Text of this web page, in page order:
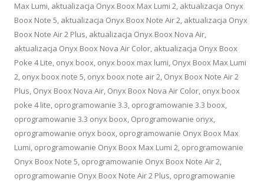
Max Lumi, aktualizacja Onyx Boox Max Lumi 2, aktualizacja Onyx
Boox Note 5, aktualizacja Onyx Boox Note Air 2, aktualizacja Onyx
Boox Note Air 2 Plus, aktualizacja Onyx Boox Nova Air,
aktualizacja Onyx Boox Nova Air Color, aktualizacja Onyx Boox
Poke 4 Lite, onyx boox, onyx boox max lumi, Onyx Boox Max Lumi
2, onyx boox note 5, onyx boox note air 2, Onyx Boox Note Air 2
Plus, Onyx Boox Nova Air, Onyx Boox Nova Air Color, onyx boox
poke 4 lite, oprogramowanie 3.3, oprogramowanie 3.3 boox,
oprogramowanie 3.3 onyx boox, Oprogramowanie onyx,
oprogramowanie onyx boox, oprogramowanie Onyx Boox Max
Lumi, oprogramowanie Onyx Boox Max Lumi 2, oprogramowanie
Onyx Boox Note 5, oprogramowanie Onyx Boox Note Air 2,
oprogramowanie Onyx Boox Note Air 2 Plus, oprogramowanie